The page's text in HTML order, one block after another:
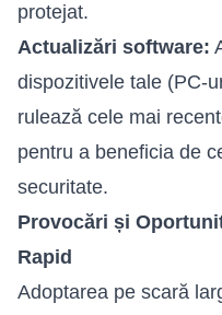
protejat.
Actualizări software:
dispozitivele tale (PC-
rulează cele mai
pentru a beneficia de
securitate.
Provocări și
Rapid
Adoptarea pe scară